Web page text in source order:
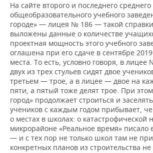
На сайте второго и последнего среднего
общеобразовательного учебного
городе» — лицея № 186 — такой
выложены данные о количестве
проектная мощность этого учебного
оглашена при его сдаче в сентябре
места. То есть, условно говоря, в
двух из трех стульев сидят двое
третьем — трое, а в лицее — двое на
пяти, а пятый тоже делят трое. При
город» продолжает строиться и
учеников с каждым годом прибывает,
о местах в школах: о катастрофической
микрорайоне «Реальное время» писало
— и с тех пор не только школ там не
конкретных планов из строительства